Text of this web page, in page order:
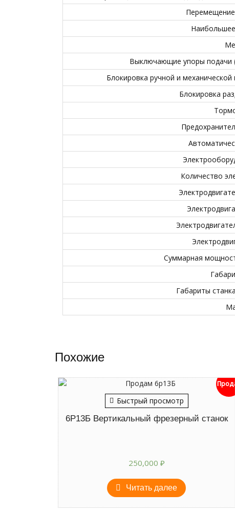
Выключающие упоры подачи
Блокировка ручной и
Блокировка
Количество
Суммарная
Габариты
Похожие
Быстрый просмотр
6Р13Б Вертикальный фрезерный станок
250,000 ₽
Читать далее